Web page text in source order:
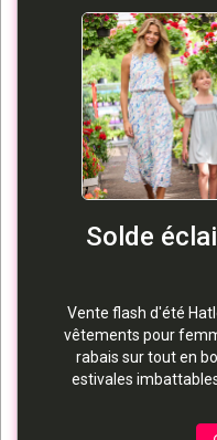
Solde
Vente flash d'été
vêtements pour
rabais sur tout en
estivales